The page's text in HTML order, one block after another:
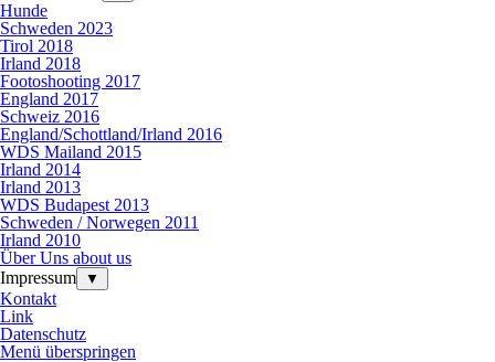
Hunde
Schweden 2023
Tirol 2018
Irland 2018
Footoshooting 2017
England 2017
Schweiz 2016
England/Schottland/Irland 2016
WDS Mailand 2015
Irland 2014
Irland 2013
WDS Budapest 2013
Schweden / Norwegen 2011
Irland 2010
Über Uns about us
Impressum
▼
Kontakt
Link
Datenschutz
Menü überspringen